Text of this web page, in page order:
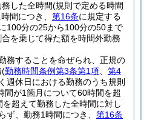
した全時間(規則で定める時間
間につき、 第16条に規定する
100分の25から100分の50まで
を乗じて得た額を時間外勤務
務することを命ぜられ、正規の
(勤務時間条例第3条第1項
第4
週休日における勤務のうち規則
間が1箇月について60時間を超
超えて勤務した全時間に対し
ず、勤務1時間につき、 第16条